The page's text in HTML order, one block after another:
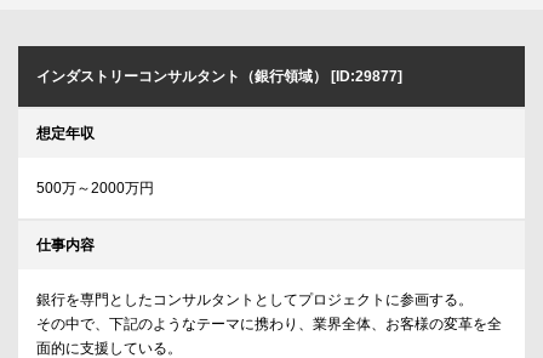
インダストリーコンサルタント（銀行領域） [ID:29877]
想定年収
500万～2000万円
仕事内容
銀行を専門としたコンサルタントとしてプロジェクトに参画する。
その中で、下記のようなテーマに携わり、業界全体、お客様の変革を全
面的に支援している。